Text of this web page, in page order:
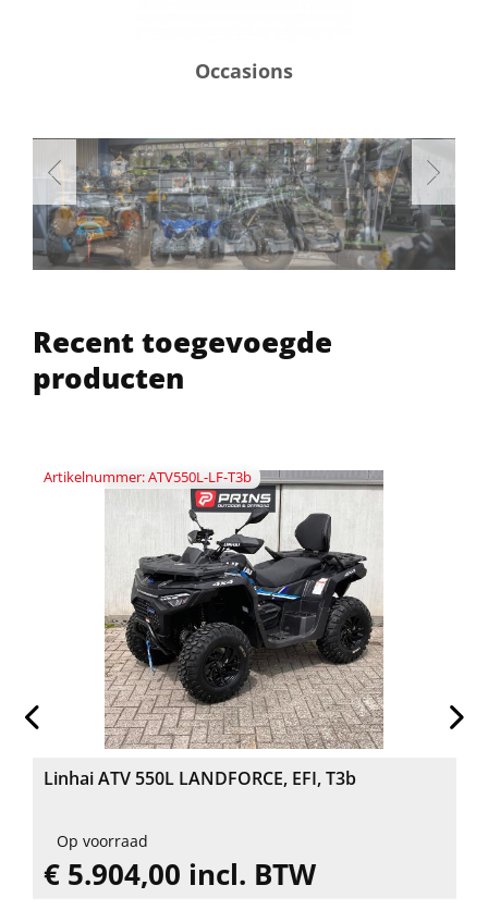
Occasions
Recent toegevoegde
producten
Artikelnummer: ATV550L-LF-T3b
Linhai ATV 550L LANDFORCE, EFI, T3b
Op voorraad
€ 5.904,00 incl. BTW